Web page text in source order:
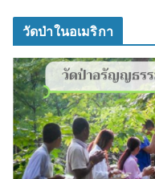
วัดป่าในอเมริกา